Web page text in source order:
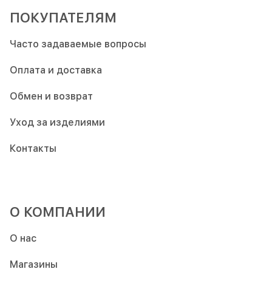
ПОКУПАТЕЛЯМ
Часто задаваемые вопросы
Оплата и доставка
Обмен и возврат
Уход за изделиями
Контакты
О КОМПАНИИ
О нас
Магазины